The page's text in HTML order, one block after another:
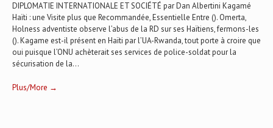
DIPLOMATIE INTERNATIONALE ET SOCIÉTÉ par Dan Albertini Kagamé
Haïti : une Visite plus que Recommandée, Essentielle Entre (). Omerta,
Holness adventiste observe l’abus de la RD sur ses Haïtiens, fermons-les
(). Kagame est-il présent en Haïti par l’UA-Rwanda, tout porte à croire que
oui puisque l’ONU achèterait ses services de police-soldat pour la
sécurisation de la...
Plus/More →